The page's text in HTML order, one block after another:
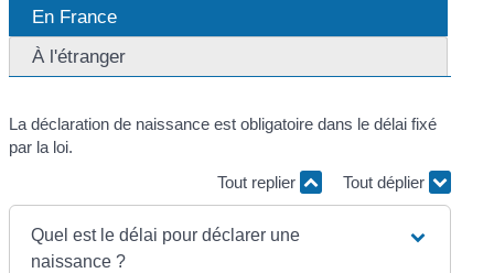
En France
À l'étranger
La déclaration de naissance est obligatoire dans le délai fixé
par la loi.
Tout replier
Tout déplier
Quel est le délai pour déclarer une
naissance ?